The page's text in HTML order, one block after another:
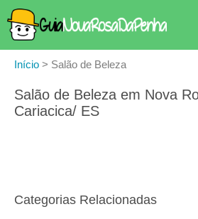
Início > Salão de Beleza
Salão de Beleza em Nova
Cariacica/ ES
Categorias Relacionadas